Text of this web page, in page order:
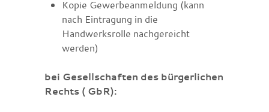
Kopie Gewerbeanmeldung (kann
nach Eintragung in die
Handwerksrolle nachgereicht
werden)
bei Gesellschaften des bürgerlichen
Rechts ( GbR):